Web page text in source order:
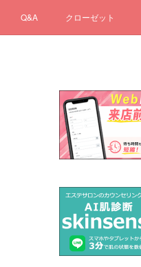
Q&A クローゼット